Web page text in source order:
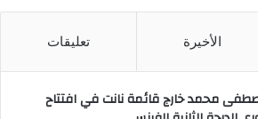
الأخيرة تعليقات
محمد خارج قائمة نانت في افتتاح